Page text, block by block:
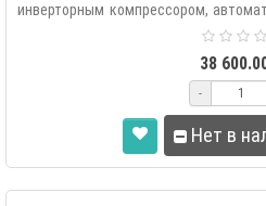
инверторным компрессором,
38
-
Нет в